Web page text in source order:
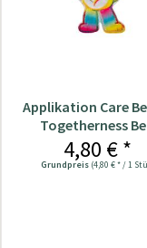
Applikation Care
Togetherness
4,80 € *
Grundpreis (4,80 € * / 1